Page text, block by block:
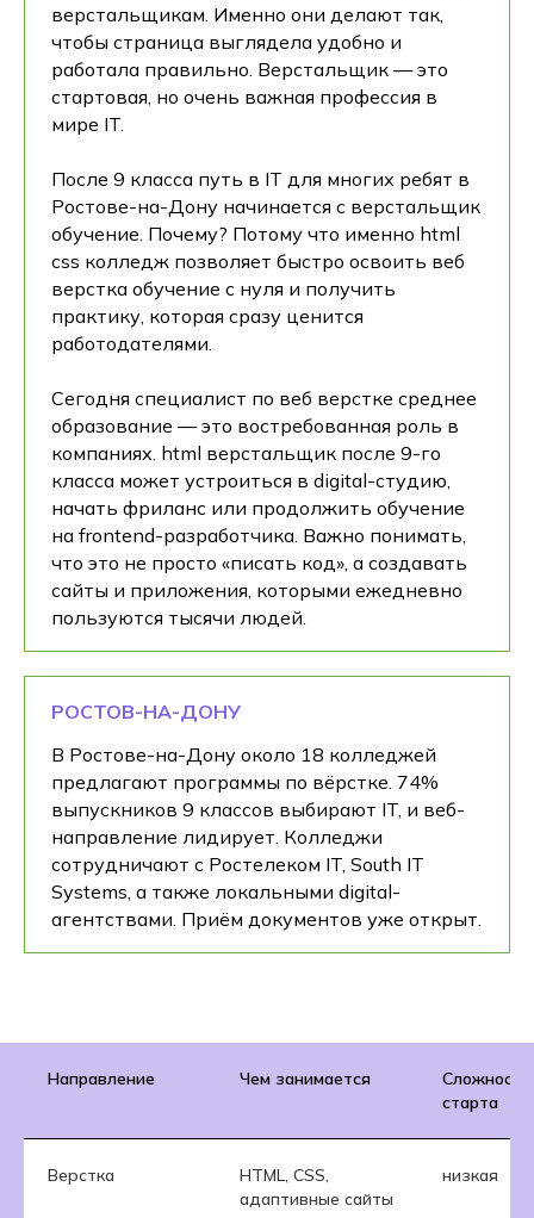
верстальщикам. Именно они делают так,
чтобы страница выглядела удобно и
работала правильно. Верстальщик — это
стартовая, но очень важная профессия в
мире IT.
После 9 класса путь в IT для многих ребят в
Ростове-на-Дону начинается с верстальщик
обучение. Почему? Потому что именно html
css колледж позволяет быстро освоить веб
верстка обучение с нуля и получить
практику, которая сразу ценится
работодателями.
Сегодня специалист по веб верстке среднее
образование — это востребованная роль в
компаниях. html верстальщик после 9-го
класса может устроиться в digital-студию,
начать фриланс или продолжить обучение
на frontend-разработчика. Важно понимать,
что это не просто «писать код», а создавать
сайты и приложения, которыми ежедневно
пользуются тысячи людей.
РОСТОВ-НА-ДОНУ
В Ростове-на-Дону около 18 колледжей
предлагают программы по вёрстке. 74%
выпускников 9 классов выбирают IT, и веб-
направление лидирует. Колледжи
сотрудничают с Ростелеком IT, South IT
Systems, а также локальными digital-
агентствами. Приём документов уже открыт.
Направление Чем занимается
Сложность
старта
Верстка
HTML, CSS,
адаптивные сайты
низкая